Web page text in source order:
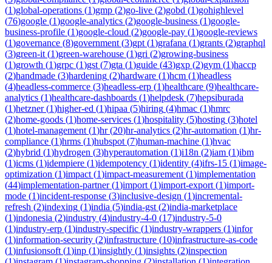
(1)global-operations (1)gmp (2)go-live (2)gobd (1)gohighlevel
(76)google (1)google-analytics (2)google-business (1)google-
business-profile (1)google-cloud (2)google-pay (1)google-reviews
(1)governance (8)government (3)gpt (1)grafana (1)grants (2)graphql
(3)green-it (1)green-warehouse (1)gri (2)growing-business
(1)growth (1)grpc (1)gst (7)gta (1)guide (43)gxp (2)gym (1)haccp
(2)handmade (3)hardening (2)hardware (1)hcm (1)headless
(4)headless-commerce (3)headless-erp (1)healthcare (9)healthcare-
analytics (1)healthcare-dashboards (1)helpdesk (7)hepsiburada
(1)hetzner(1)higher-ed (1)hipaa (5)hiring (4)hmac (1)hmrc
(2)home-goods (1)home-services (1)hospitality (5)hosting (3)hotel
(1)hotel-management (1)hr(20)hr-analytics (2)hr-automation (1)hr-
compliance (1)hrms (1)hubspot (7)human-machine (1)hvac
(2)hybrid (1)hydrogen (3)hyperautomation (1)i18n (2)iam (1)ibm
(1)icms (1)idempiere (1)idempotency (1)identity (4)ifrs-15 (1)image-
optimization (1)impact (1)impact-measurement (1)implementation
(44)implementation-partner(1)import (1)import-export (1)import-
mode (1)incident-response (3)inclusive-design (1)incremental-
refresh (2)indexing (1)india (5)india-gst (2)india-marketplace
(1)indonesia (2)industry (4)industry-4-0 (17)industry-5-0
(1)industry-erp (1)industry-specific (1)industry-wrappers (1)infor
(1)information-security (2)infrastructure (10)infrastructure-as-code
(1)infusionsoft (1)inp (1)insightly (1)insights (2)inspection